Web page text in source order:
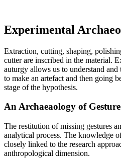
Experimental
Extraction, cutting, shaping,
cutter are inscribed in the material.
auturgy allows us to understand
to make an artefact and then going
stage of the hypothesis.
An Archaeaology of Gesture
The restitution of missing gestures
analytical process. The knowledge
closely linked to the research
anthropological dimension.